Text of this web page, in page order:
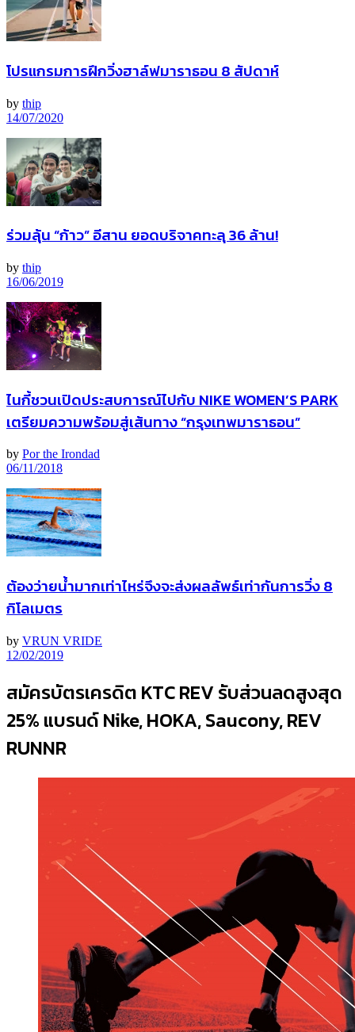
โปรแกรมการฝึกวิ่งฮาล์ฟมาราธอน 8 สัปดาห์
by thip
14/07/2020
ร่วมลุ้น “ก้าว” อีสาน ยอดบริจาคทะลุ 36 ล้าน!
by thip
16/06/2019
ไนกี้ชวนเปิดประสบการณ์ไปกับ NIKE WOMEN’S PARK
เตรียมความพร้อมสู่เส้นทาง “กรุงเทพมาราธอน”
by Por the Irondad
06/11/2018
ต้องว่ายน้ำมากเท่าไหร่จึงจะส่งผลลัพธ์เท่ากันการวิ่ง 8
กิโลเมตร
by VRUN VRIDE
12/02/2019
สมัครบัตรเครดิต KTC REV รับส่วนลดสูงสุด
25% แบรนด์ Nike, HOKA, Saucony, REV
RUNNR